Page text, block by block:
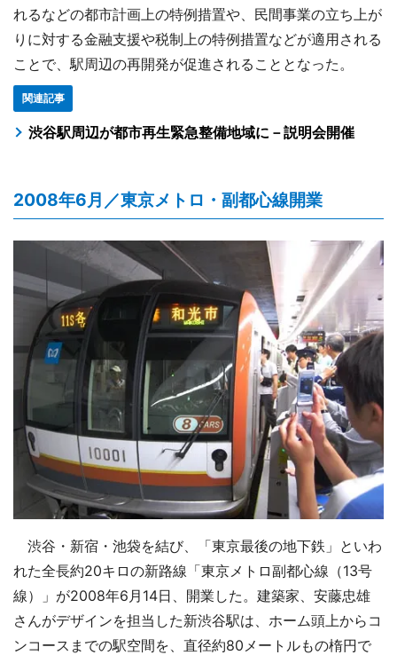
れるなどの都市計画上の特例措置や、民間事業の立ち上が
りに対する金融支援や税制上の特例措置などが適用される
ことで、駅周辺の再開発が促進されることとなった。
関連記事
渋谷駅周辺が都市再生緊急整備地域に－説明会開催
2008年6月／東京メトロ・副都心線開業
渋谷・新宿・池袋を結び、「東京最後の地下鉄」といわ
れた全長約20キロの新路線「東京メトロ副都心線（13号
線）」が2008年6月14日、開業した。建築家、安藤忠雄
さんがデザインを担当した新渋谷駅は、ホーム頭上からコ
ンコースまでの駅空間を、直径約80メートルもの楕円で